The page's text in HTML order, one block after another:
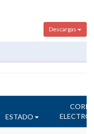
Descargas
ESTADO